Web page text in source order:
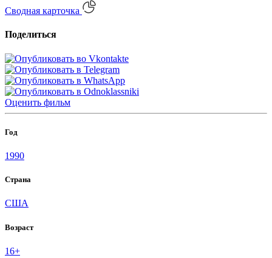
Сводная карточка
Поделиться
Оценить фильм
Год
1990
Страна
США
Возраст
16+